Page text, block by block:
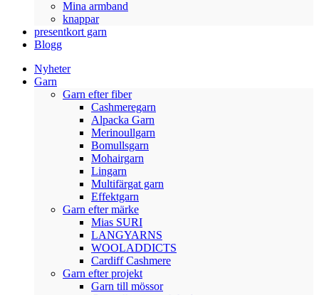
Mina armband
knappar
presentkort garn
Blogg
Nyheter
Garn
Garn efter fiber
Cashmeregarn
Alpacka Garn
Merinoullgarn
Bomullsgarn
Mohairgarn
Lingarn
Multifärgat garn
Effektgarn
Garn efter märke
Mias SURI
LANGYARNS
WOOLADDICTS
Cardiff Cashmere
Garn efter projekt
Garn till mössor